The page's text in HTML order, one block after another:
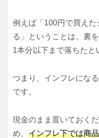
例えば「100円で買え
る」ということは、裏
1本分以下まで落ちたと
つまり、インフレにな
です。
現金のまま置いておく
め、 インフレ下では商